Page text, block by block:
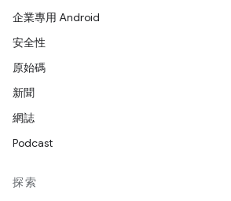
企業專用 Android
安全性
原始碼
新聞
網誌
Podcast
探索